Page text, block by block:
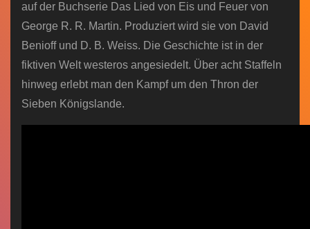
auf der Buchserie Das Lied von Eis und Feuer von
George R. R. Martin. Produziert wird sie von David
Benioff und D. B. Weiss. Die Geschichte ist in der
fiktiven Welt westeros angesiedelt. Über acht Staffeln
hinweg erlebt man den Kampf um den Thron der
Sieben Königslande.